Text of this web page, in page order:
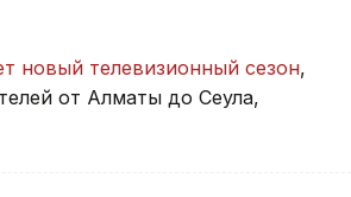
новый телевизионный сезон,
от Алматы до Сеула,